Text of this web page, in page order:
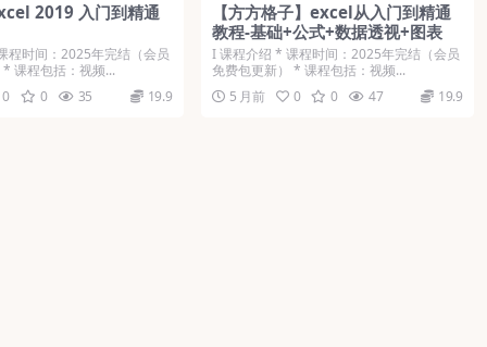
2019 入门到精通
程时间：2025年完结（会员
课程包括：视频...
0
0 35 19.9
【方方格子】excel从入门到精通
教程-基础+公式+数据透视+图表
Ι 课程介绍 * 课程时间：2025年完结（会员
免费包更新） * 课程包括：视频...
5 月前
0 0 47 19.9